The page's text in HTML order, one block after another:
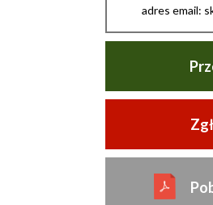
adres email: